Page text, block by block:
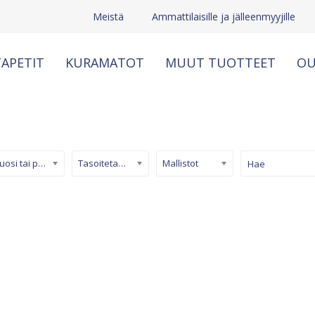
Meistä Ammattilaisille ja jälleenmyyjille
KURAMATOT MUUT TUOTTEET
Kuosi tai pinta Tasoitetapetti Mallistot